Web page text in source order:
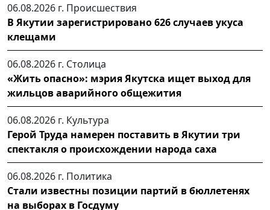
06.08.2026 г. Происшествия
В Якутии зарегистрировано 626 случаев укуса
клещами
06.08.2026 г. Столица
«Жить опасно»: мэрия Якутска ищет выход для
жильцов аварийного общежития
06.08.2026 г. Культура
Герой Труда намерен поставить в Якутии три
спектакля о происхождении народа саха
06.08.2026 г. Политика
Стали известны позиции партий в бюллетенях
на выборах в Госдуму